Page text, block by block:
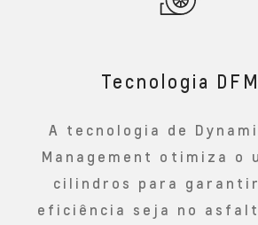
Tecnologia DFM
A tecnologia de
Management otimiza o
cilindros para
eficiência seja no